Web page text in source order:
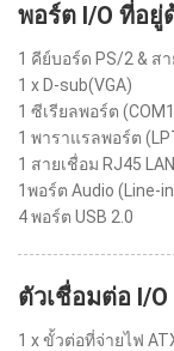
พอร์ต I/O ที่อยู่
1 คีย์บอร์ด PS/2 & ส
1 x D-sub(VGA)
1 ซีเรียลพอร์ต
1 พาราแรลพอร์ต
1 สายเชื่อม RJ45 LAN
1พอร์ต Audio (Line-
4 พอร์ต USB 2.0
ตัวเชื่อมต่อ I/
1 x ขั้วต่อที่จ่ายไฟ